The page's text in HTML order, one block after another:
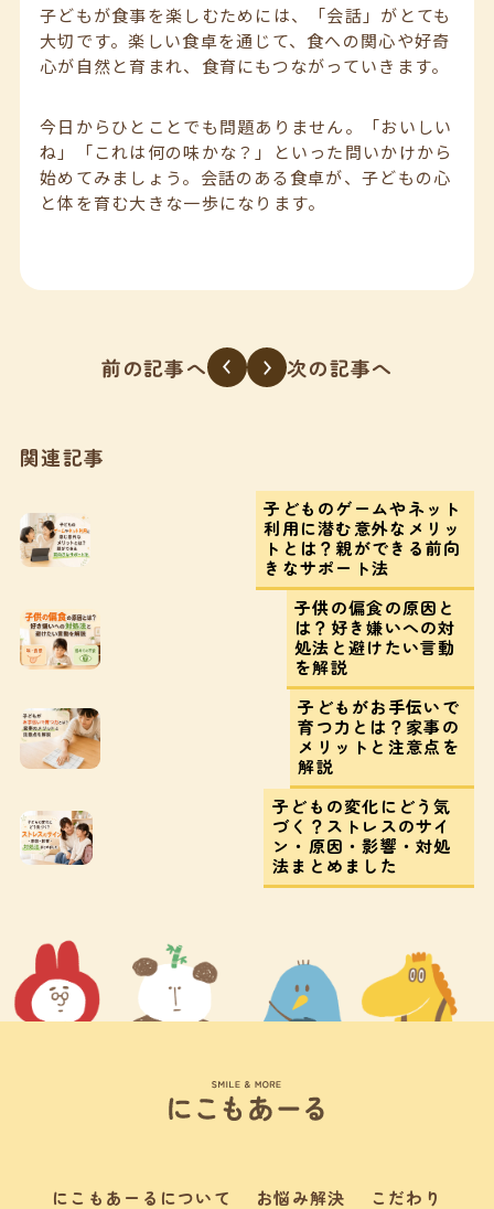
子どもが食事を楽しむためには、「会話」がとても
大切です。楽しい食卓を通じて、食への関心や好奇
心が自然と育まれ、食育にもつながっていきます。
今日からひとことでも問題ありません。「おいしい
ね」「これは何の味かな？」といった問いかけから
始めてみましょう。会話のある食卓が、子どもの心
と体を育む大きな一歩になります。
前の記事へ 次の記事へ
関連記事
子どものゲームやネット
利用に潜む意外なメリッ
トとは？親ができる前向
きなサポート法
子供の偏食の原因と
は？好き嫌いへの対
処法と避けたい言動
を解説
子どもがお手伝いで
育つ力とは？家事の
メリットと注意点を
解説
子どもの変化にどう気
づく？ストレスのサイ
ン・原因・影響・対処
法まとめました
にこもあーるについて お悩み解決 こだわり